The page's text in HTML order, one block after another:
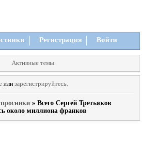
Регистрация Войти
Активные темы
или зарегистрируйтесь.
» Всего Сергей Третьяков
около миллиона франков